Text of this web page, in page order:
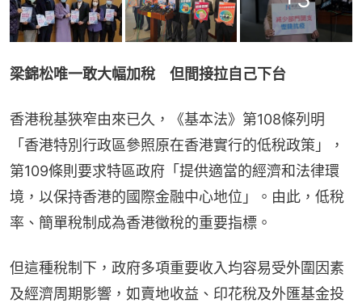
梁錦松唯一敢大幅加稅　但間接拉自己下台
香港稅基狹窄由來已久，《基本法》第108條列明
「香港特別行政區參照原在香港實行的低稅政策」，
第109條則要求特區政府「提供適當的經濟和法律環
境，以保持香港的國際金融中心地位」。由此，低稅
率、簡單稅制成為香港徵稅的重要指標。
但這種稅制下，政府多項重要收入均容易受外圍因素
及經濟周期影響，如賣地收益、印花稅及外匯基金投